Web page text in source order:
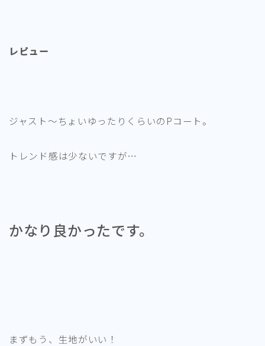
レビュー
ジャスト～ちょいゆったりくらいのPコート。
トレンド感は少ないですが…
かなり良かったです。
まずもう、生地がいい！